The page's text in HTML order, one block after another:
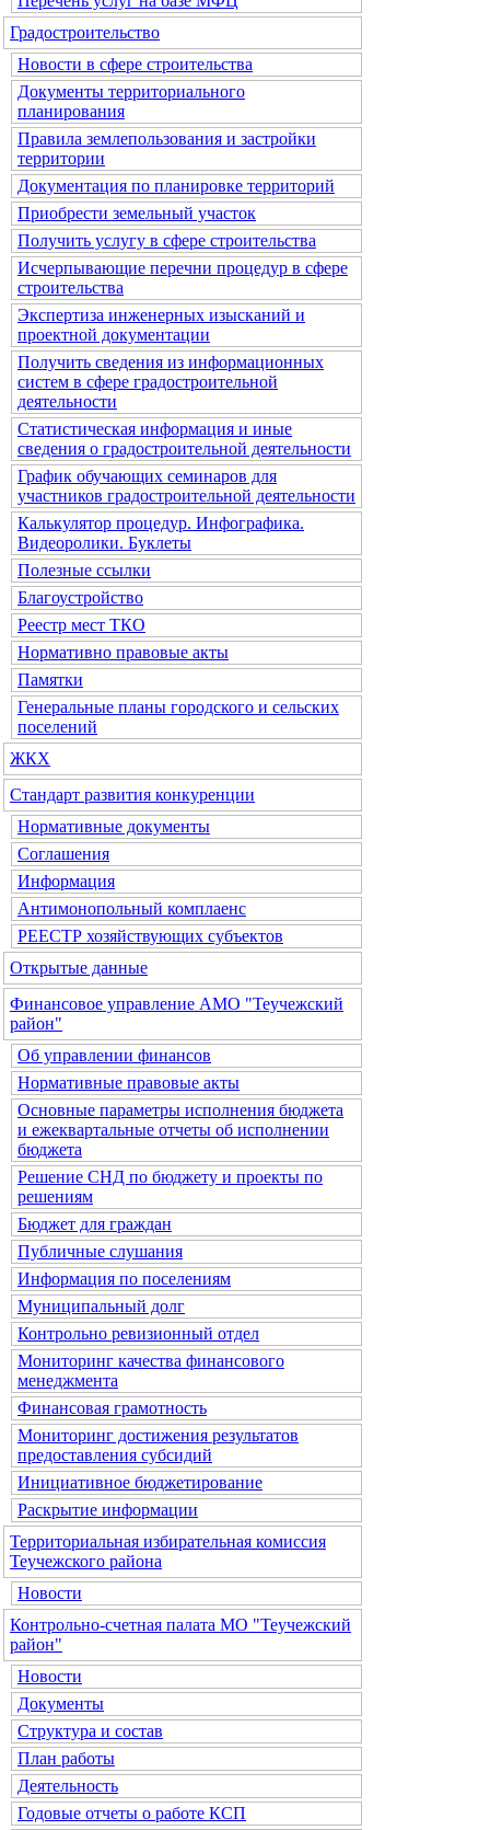
Градостроительство
Новости в сфере строительства
Документы территориального
планирования
Правила землепользования и застройки
территории
Документация по планировке территорий
Приобрести земельный участок
Получить услугу в сфере строительства
Исчерпывающие перечни процедур в сфере
строительства
Экспертиза инженерных изысканий и
проектной документации
Получить сведения из информационных
систем в сфере градостроительной
деятельности
Статистическая информация и иные
сведения о градостроительной деятельности
График обучающих семинаров для
участников градостроительной деятельности
Калькулятор процедур. Инфографика.
Видеоролики. Буклеты
Полезные ссылки
Благоустройство
Реестр мест ТКО
Нормативно правовые акты
Памятки
Генеральные планы городского и сельских
поселений
ЖКХ
Стандарт развития конкуренции
Нормативные документы
Соглашения
Информация
Антимонопольный комплаенс
РЕЕСТР хозяйствующих субъектов
Открытые данные
Финансовое управление АМО "Теучежский
район"
Об управлении финансов
Нормативные правовые акты
Основные параметры исполнения бюджета
и ежеквартальные отчеты об исполнении
бюджета
Решение СНД по бюджету и проекты по
решениям
Бюджет для граждан
Публичные слушания
Информация по поселениям
Муниципальный долг
Контрольно ревизионный отдел
Мониторинг качества финансового
менеджмента
Финансовая грамотность
Мониторинг достижения результатов
предоставления субсидий
Инициативное бюджетирование
Раскрытие информации
Территориальная избирательная комиссия
Теучежского района
Новости
Контрольно-счетная палата МО "Теучежский
район"
Новости
Документы
Структура и состав
План работы
Деятельность
Годовые отчеты о работе КСП